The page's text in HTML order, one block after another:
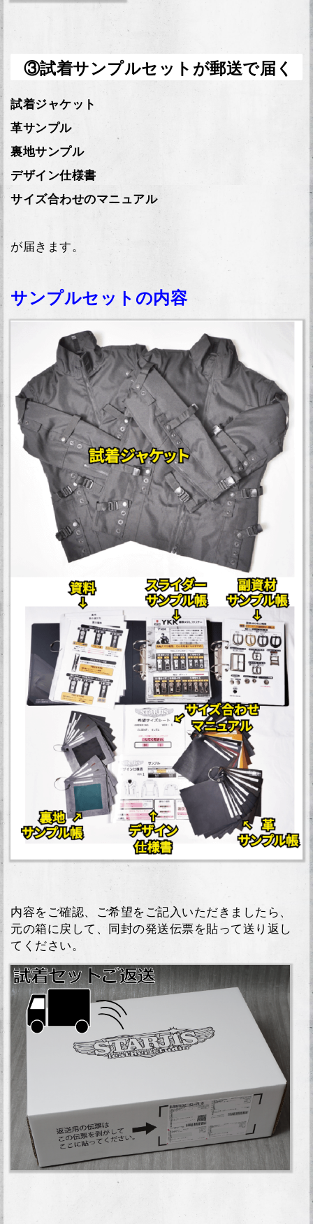
③試着サンプルセットが郵送で届く
試着ジャケット
革サンプル
裏地サンプル
デザイン仕様書
サイズ合わせのマニュアル
が届きます。
サンプルセットの内容
内容をご確認、ご希望をご記入いただきましたら、
元の箱に戻して、同封の発送伝票を貼って送り返し
てください。